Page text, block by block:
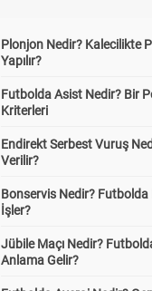
Plonjon Nedir? Kalecilikte
Yapılır?
Futbolda Asist Nedir? Bir
Kriterleri
Endirekt Serbest Vuruş
Verilir?
Bonservis Nedir? Futbolda
İşler?
Jübile Maçı Nedir?
Anlama Gelir?